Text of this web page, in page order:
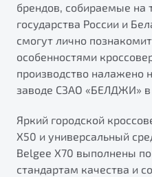
X70
Автомобили в
Тест-драйв
Автокредит
Спецпредложения
Будьте еще более
"Помощь на дорогах"
Преимущества
Запись на сервис
Калькулятор ТО
Клиентская
брендов, собираемые на
государства России и
смогут лично
особенностями
производство налажено
заводе СЗАО «БЕЛДЖИ»
Яркий городской
X50 и универсальный
Belgee X70 выполнены
стандартам качества и